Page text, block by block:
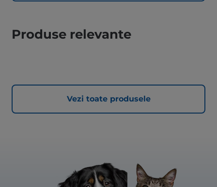
Produse relevante
Vezi toate produsele